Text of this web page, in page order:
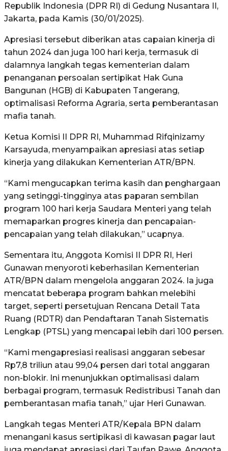
Republik Indonesia (DPR RI) di Gedung Nusantara II,
Jakarta, pada Kamis (30/01/2025).
Apresiasi tersebut diberikan atas capaian kinerja di
tahun 2024 dan juga 100 hari kerja, termasuk di
dalamnya langkah tegas kementerian dalam
penanganan persoalan sertipikat Hak Guna
Bangunan (HGB) di Kabupaten Tangerang,
optimalisasi Reforma Agraria, serta pemberantasan
mafia tanah.
Ketua Komisi II DPR RI, Muhammad Rifqinizamy
Karsayuda, menyampaikan apresiasi atas setiap
kinerja yang dilakukan Kementerian ATR/BPN.
“Kami mengucapkan terima kasih dan penghargaan
yang setinggi-tingginya atas paparan sembilan
program 100 hari kerja Saudara Menteri yang telah
memaparkan progres kinerja dan pencapaian-
pencapaian yang telah dilakukan,” ucapnya.
Sementara itu, Anggota Komisi II DPR RI, Heri
Gunawan menyoroti keberhasilan Kementerian
ATR/BPN dalam mengelola anggaran 2024. Ia juga
mencatat beberapa program bahkan melebihi
target, seperti persetujuan Rencana Detail Tata
Ruang (RDTR) dan Pendaftaran Tanah Sistematis
Lengkap (PTSL) yang mencapai lebih dari 100 persen.
“Kami mengapresiasi realisasi anggaran sebesar
Rp7,8 triliun atau 99,04 persen dari total anggaran
non-blokir. Ini menunjukkan optimalisasi dalam
berbagai program, termasuk Redistribusi Tanah dan
pemberantasan mafia tanah,” ujar Heri Gunawan.
Langkah tegas Menteri ATR/Kepala BPN dalam
menangani kasus sertipikasi di kawasan pagar laut